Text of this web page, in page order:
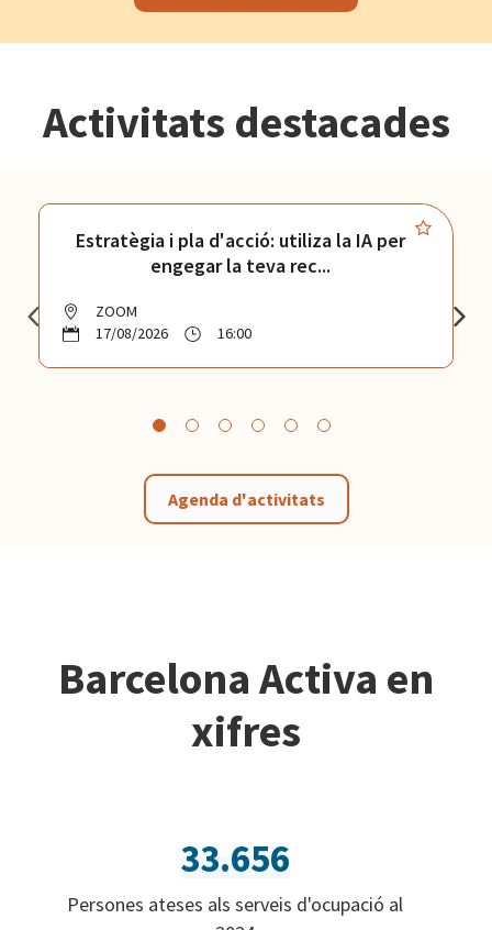
Activitats destacades
Estratègia i pla d'acció: utiliza la IA per
engegar la teva rec...
ZOOM
17/08/2026
16:00
Agenda d'activitats
Barcelona Activa en
xifres
33.656
Persones ateses als serveis d'ocupació al